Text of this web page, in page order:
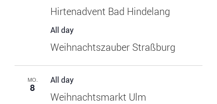
Hirtenadvent Bad Hindelang
All day
Weihnachtszauber Straßburg
MO.
8
All day
Weihnachtsmarkt Ulm